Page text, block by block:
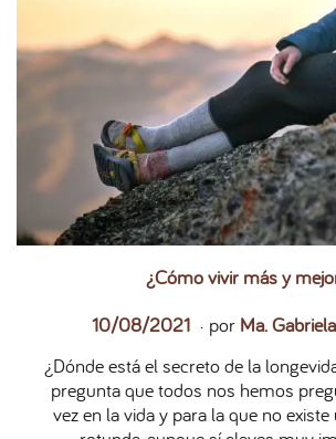
¿Cómo vivir más y
P
b
l
i
10/08/2021 2
/
0
5
. por Ma.
¿Dónde está el secreto de la
pregunta que todos nos hemos
vez en la vida y para la que no